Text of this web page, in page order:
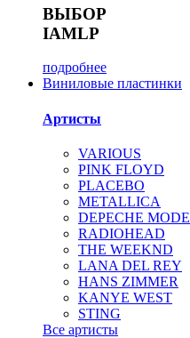
ВЫБОР
IAMLP
подробнее
Виниловые пластинки
Артисты
VARIOUS
PINK FLOYD
PLACEBO
METALLICA
DEPECHE MODE
RADIOHEAD
THE WEEKND
LANA DEL REY
HANS ZIMMER
KANYE WEST
STING
Все артисты